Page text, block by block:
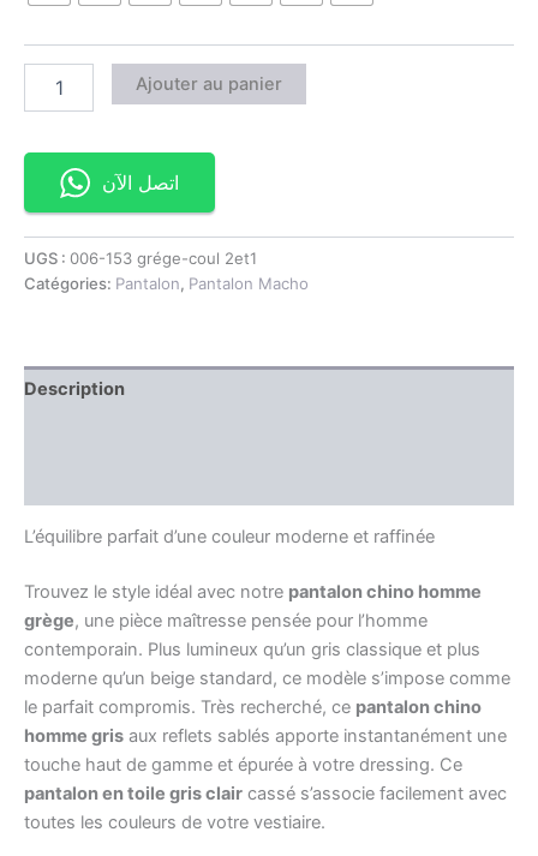
Ajouter au panier
اتصل الآن
UGS : 006-153 grége-coul 2et1
Catégories: Pantalon, Pantalon Macho
Description
L’équilibre parfait d’une couleur moderne et raffinée
Trouvez le style idéal avec notre pantalon chino homme
grège, une pièce maîtresse pensée pour l’homme
contemporain. Plus lumineux qu’un gris classique et plus
moderne qu’un beige standard, ce modèle s’impose comme
le parfait compromis. Très recherché, ce pantalon chino
homme gris aux reflets sablés apporte instantanément une
touche haut de gamme et épurée à votre dressing. Ce
pantalon en toile gris clair cassé s’associe facilement avec
toutes les couleurs de votre vestiaire.